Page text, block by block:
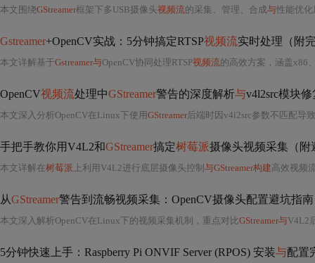
本文围绕GStreamer框架下多USB摄像头视频流的采集、管理、合成与性能优化展开，涵盖设备识别、格式协商、资源
Gstreamer+OpenCV实战：5分钟搞定RTSP视频流实时处理（附
本文详解基于Gstreamer与OpenCV协同处理RTSP视频流的高效方案，涵盖x86
OpenCV视频流处理中GStreamer警告的深度解析与v4l2src模块
本文深入分析OpenCV在Linux下使用GStreamer后端时因v4l2src参数不匹配导致的'Internal data stream
手把手教你用V4L2和GStreamer搞定树莓派摄像头视频采集（附
本文详解在树莓派 上利用V4L2进行底层摄像头控制 与GStreamer构建高效视频流水线的方法，涵盖CSI/USB摄像头配置
从GStreamer警告到流畅视频采集：OpenCV摄像头配置避坑指南
本文深入解析OpenCV在Linux下的视频采集机制，重点对比GStreamer与V4L2后端差异
5分钟快速上手：Raspberry Pi ONVIF Server (RPOS) 安装与配置